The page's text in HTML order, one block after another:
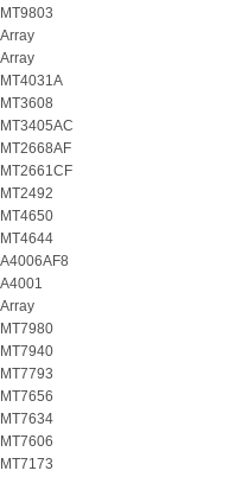
MT9803
Array
Array
MT4031A
MT3608
MT3405AC
MT2668AF
MT2661CF
MT2492
MT4650
MT4644
A4006AF8
A4001
Array
MT7980
MT7940
MT7793
MT7656
MT7634
MT7606
MT7173